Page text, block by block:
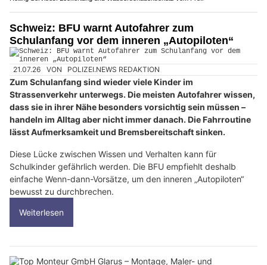
Schweiz: BFU warnt Autofahrer zum
Schulanfang vor dem inneren „Autopiloten“
21.07.26 VON POLIZEI.NEWS REDAKTION
Zum Schulanfang sind wieder viele Kinder im
Strassenverkehr unterwegs. Die meisten Autofahrer wissen,
dass sie in ihrer Nähe besonders vorsichtig sein müssen –
handeln im Alltag aber nicht immer danach. Die Fahrroutine
lässt Aufmerksamkeit und Bremsbereitschaft sinken.
Diese Lücke zwischen Wissen und Verhalten kann für
Schulkinder gefährlich werden. Die BFU empfiehlt deshalb
einfache Wenn-dann-Vorsätze, um den inneren „Autopiloten“
bewusst zu durchbrechen.
Weiterlesen